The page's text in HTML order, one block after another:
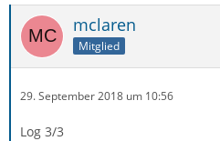
mclaren
Mitglied
29. September 2018 um 10:56
Log 3/3